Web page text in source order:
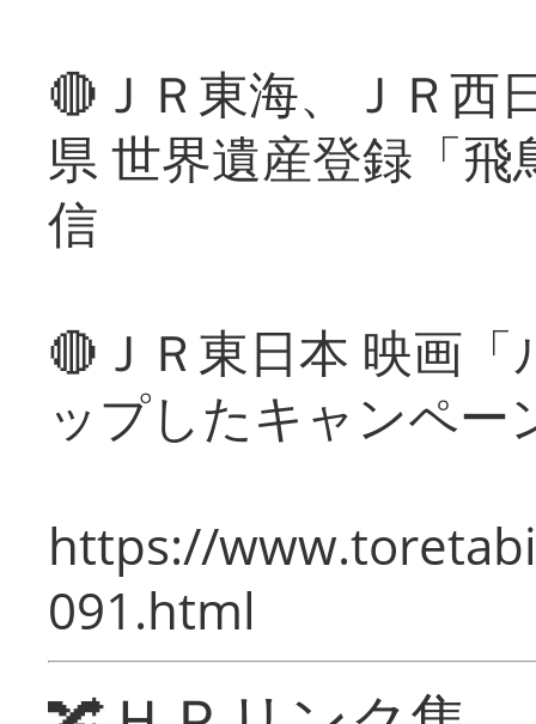
🔴ＪＲ東海、ＪＲ西
県 世界遺産登録「
信
🔴ＪＲ東日本 映画
ップしたキャンペー
https://
091.html